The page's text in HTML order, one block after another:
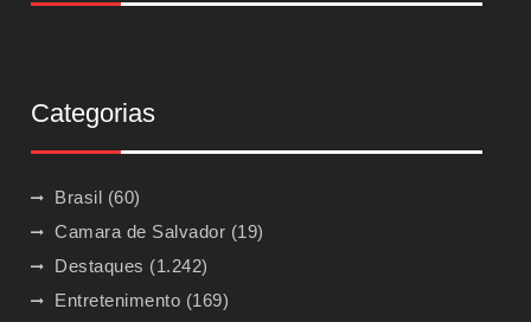
Categorias
Brasil (60)
Camara de Salvador (19)
Destaques (1.242)
Entretenimento (169)